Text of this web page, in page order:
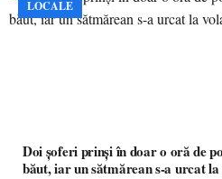
LOCALE
Doi șoferi prinși în doar o oră de
băut, iar un sătmărean s-a urcat